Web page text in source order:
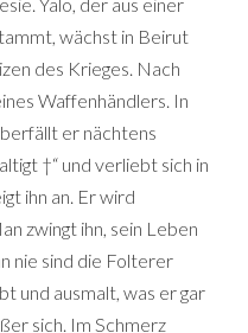
wächst in Beirut
des Krieges. Nach
Waffenhändlers. In
er nächtens
†“ und verliebt sich in
ihn an. Er wird
zwingt ihn, sein Leben
nie sind die Folterer
und ausmalt, was er gar
sich. Im Schmerz